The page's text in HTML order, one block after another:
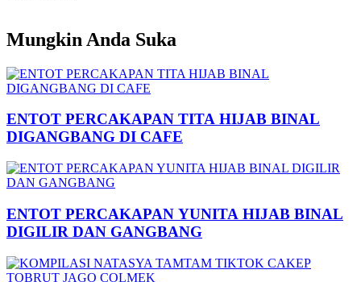
Mungkin Anda Suka
ENTOT PERCAKAPAN TITA HIJAB BINAL
DIGANGBANG DI CAFE
ENTOT PERCAKAPAN YUNITA HIJAB BINAL
DIGILIR DAN GANGBANG